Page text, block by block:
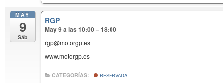
MAY
9
Sáb
RGP
May 9 a las 10:00 – 18:00
rgp@motorgp.es
www.motorgp.es
CATEGORÍAS: RESERVADA